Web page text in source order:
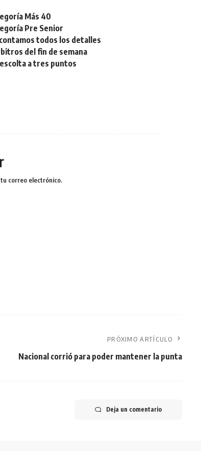
Más 40
Pre Senior
todos los detalles
del fin de semana
a tres puntos
correo electrónico.
PRÓXIMO ARTÍCULO
Nacional corrió para poder mantener la punta
Deja un comentario